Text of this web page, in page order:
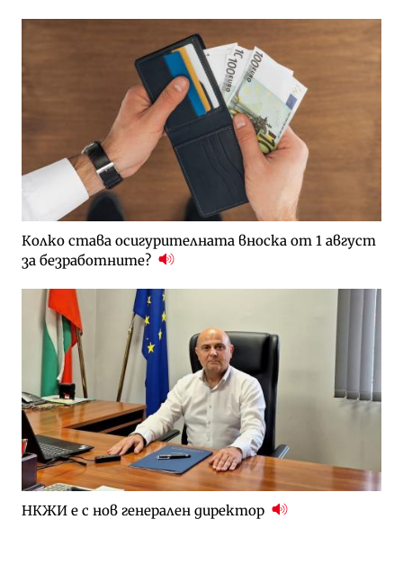
Колко става осигурителната вноска от 1 август
за безработните?
НКЖИ е с нов генерален директор